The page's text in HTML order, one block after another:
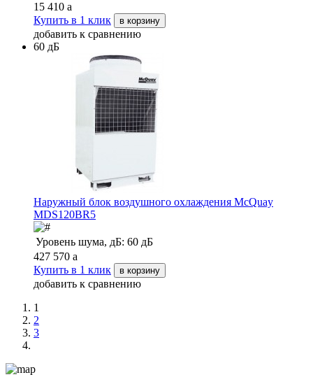
15 410 a
Купить в 1 клик
в корзину
добавить к сравнению
60 дБ
Наружный блок воздушного охлаждения McQuay
MDS120BR5
Уровень шума, дБ: 60 дБ
427 570 a
Купить в 1 клик
в корзину
добавить к сравнению
1
2
3